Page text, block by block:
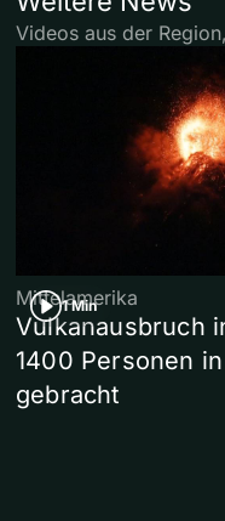
Videos aus der
1 Min
Mittelamerika
Vulkanausbruch
1400 Personen
gebracht